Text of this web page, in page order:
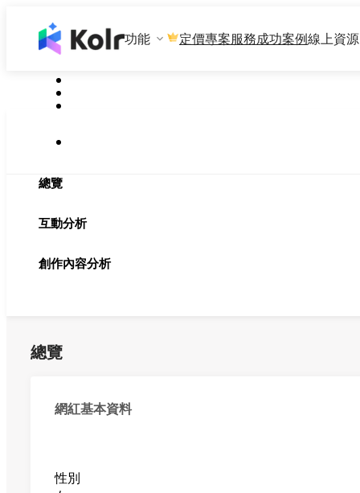
功能 定價專案服務成功案例線上資源
總覽
互動分析
創作內容分析
總覽
網紅基本資料
性別